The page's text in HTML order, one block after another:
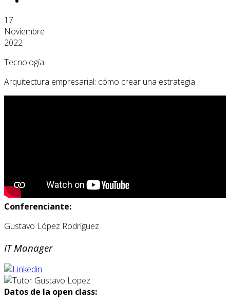
17
Noviembre
2022
Tecnología
Arquitectura empresarial: cómo crear una estrategia
Conferenciante:
Gustavo López Rodríguez
IT Manager
Datos de la open class: